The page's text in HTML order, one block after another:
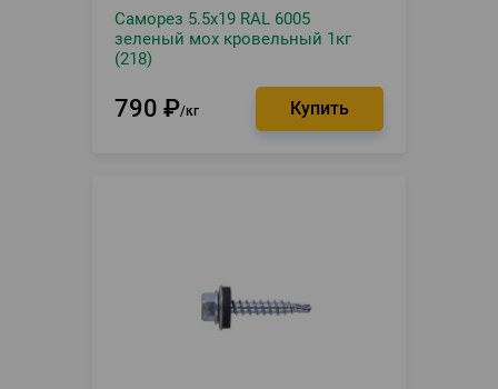
Саморез 5.5х19 RAL 6005
зеленый мох кровельный 1кг
(218)
790 ₽ кг